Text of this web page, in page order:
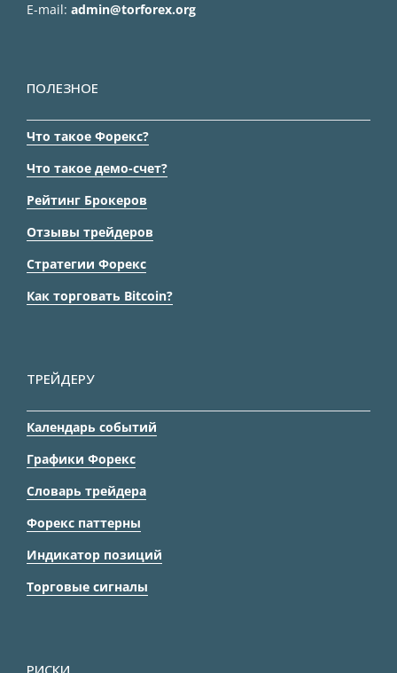
E-mail: admin@torforex.org
ПОЛЕЗНОЕ
Что такое Форекс?
Что такое демо-счет?
Рейтинг Брокеров
Отзывы трейдеров
Стратегии Форекс
Как торговать Bitcoin?
ТРЕЙДЕРУ
Календарь событий
Графики Форекс
Словарь трейдера
Форекс паттерны
Индикатор позиций
Торговые сигналы